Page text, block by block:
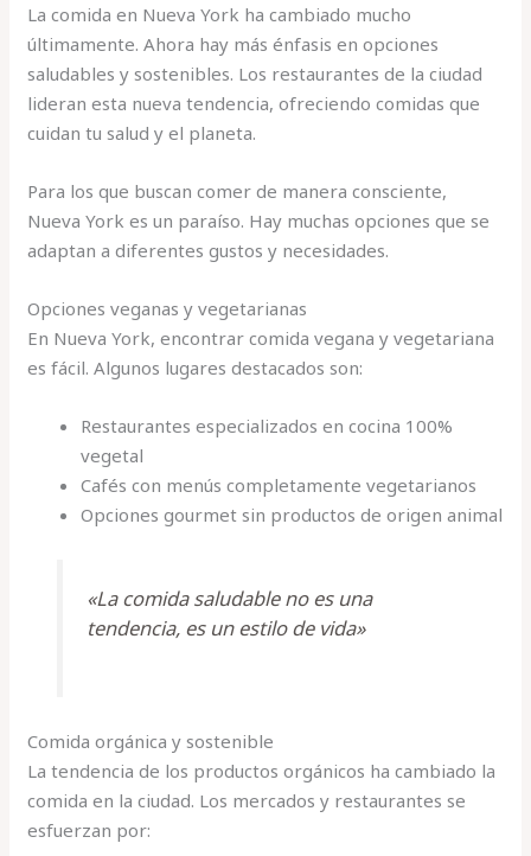
La comida en Nueva York ha cambiado mucho
últimamente. Ahora hay más énfasis en opciones
saludables y sostenibles. Los restaurantes de la ciudad
lideran esta nueva tendencia, ofreciendo comidas que
cuidan tu salud y el planeta.
Para los que buscan comer de manera consciente,
Nueva York es un paraíso. Hay muchas opciones que se
adaptan a diferentes gustos y necesidades.
Opciones veganas y vegetarianas
En Nueva York, encontrar comida vegana y vegetariana
es fácil. Algunos lugares destacados son:
Restaurantes especializados en cocina 100%
vegetal
Cafés con menús completamente vegetarianos
Opciones gourmet sin productos de origen animal
«La comida saludable no es una
tendencia, es un estilo de vida»
Comida orgánica y sostenible
La tendencia de los productos orgánicos ha cambiado la
comida en la ciudad. Los mercados y restaurantes se
esfuerzan por: